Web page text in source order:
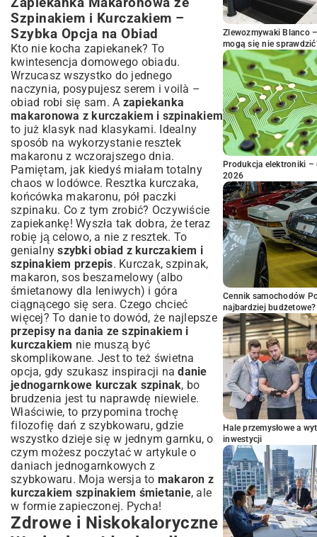
Szpinakiem i Kurczakiem –
Szybka Opcja na Obiad
Kto nie kocha zapiekanek? To
kwintesencja domowego obiadu.
Wrzucasz wszystko do jednego
naczynia, posypujesz serem i voilà –
obiad robi się sam. A zapiekanka
makaronowa z kurczakiem i szpinakiem
to już klasyk nad klasykami. Idealny
sposób na wykorzystanie resztek
makaronu z wczorajszego dnia.
Pamiętam, jak kiedyś miałam totalny
chaos w lodówce. Resztka kurczaka,
końcówka makaronu, pół paczki
szpinaku. Co z tym zrobić? Oczywiście
zapiekankę! Wyszła tak dobra, że teraz
robię ją celowo, a nie z resztek. To
genialnyszybki obiad z kurczakiem i
szpinakiem przepis. Kurczak, szpinak,
makaron, sos beszamelowy (albo
śmietanowy dla leniwych) i góra
ciągnącego się sera. Czego chcieć
więcej? To danie to dowód, że najlepsze
przepisy na dania ze szpinakiem i
kurczakiem nie muszą być
skomplikowane. Jest to też świetna
opcja, gdy szukasz inspiracji nadanie
jednogarnkowe kurczak szpinak, bo
brudzenia jest tu naprawdę niewiele.
Właściwie, to przypomina trochę
filozofię dań z szybkowaru, gdzie
wszystko dzieje się w jednym garnku, o
czym możesz poczytać w artykule o
daniach jednogarnkowych z
szybkowaru. Moja wersja to makaron z
kurczakiem szpinakiem śmietanie, ale
w formie zapieczonej. Pycha!
Zdrowe i Niskokaloryczne
Zlewozmywaki Blanco
mogą się nie
Produkcja elektroniki –
2026
Cennik samochodów
najbardziej budżetowe?
Hale przemysłowe a
inwestycji